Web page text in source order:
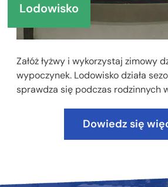
Lodowisko
Załóż łyżwy i wykorzystaj zimowy
wypoczynek. Lodowisko działa
sprawdza się podczas rodzinnych
Dowiedz się